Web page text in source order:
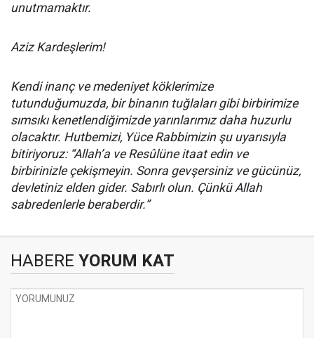
unutmamaktır.
Aziz Kardeşlerim!
Kendi inanç ve medeniyet köklerimize
tutunduğumuzda, bir binanın tuğlaları gibi birbirimize
sımsıkı kenetlendiğimizde yarınlarımız daha huzurlu
olacaktır. Hutbemizi, Yüce Rabbimizin şu uyarısıyla
bitiriyoruz: “Allah’a ve Resûlüne itaat edin ve
birbirinizle çekişmeyin. Sonra gevşersiniz ve gücünüz,
devletiniz elden gider. Sabırlı olun. Çünkü Allah
sabredenlerle beraberdir.”
HABERE YORUM KAT